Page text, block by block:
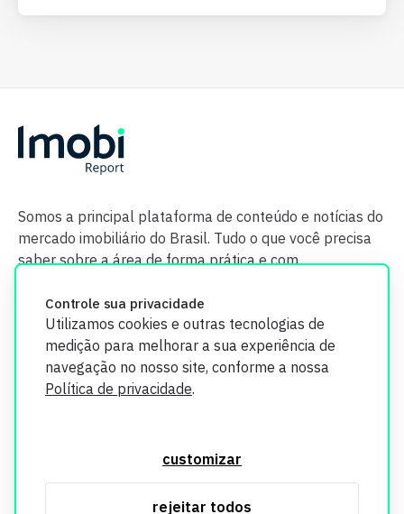
Controle sua privacidade
Utilizamos cookies e outras tecnologias de
medição para melhorar a sua experiência de
navegação no nosso site, conforme a nossa
Política de privacidade.
customizar
rejeitar todos
Somos a principal plataforma de conteúdo e notícias do
mercado imobiliário do Brasil. Tudo o que você precisa
saber sobre a área de forma prática e com
segurança. Todos os dados coletados em nosso site são
utilizados exclusivamente para fins de aprimoramento de
informações, consulte nossa Política de Privacidade.